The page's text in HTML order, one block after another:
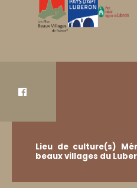
Lieu de culture(s)
beaux villages du